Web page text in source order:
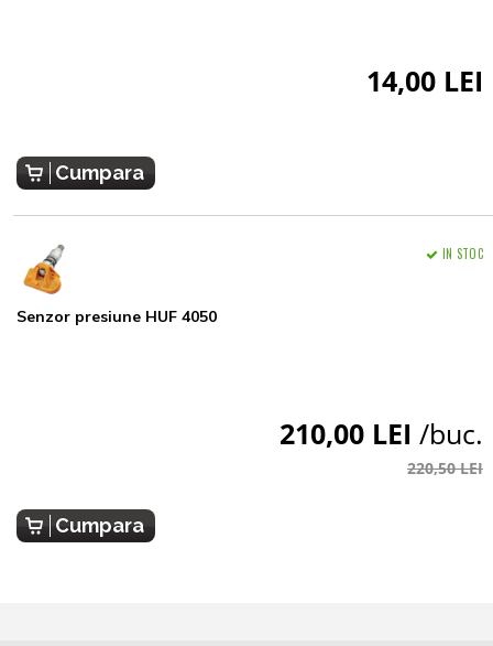
14,00 LEI
Cumpara
Senzor presiune HUF 4050
IN STOC
210,00 LEI /buc.
220,50 LEI
Cumpara